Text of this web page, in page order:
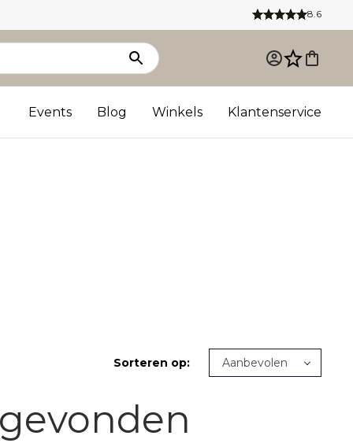
8.6
Events Blog Winkels Klantenservice
Sorteren op: